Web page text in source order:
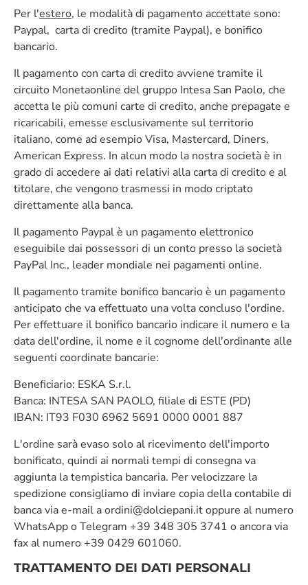
Per l'estero, le modalità di pagamento accettate sono:
Paypal, carta di credito (tramite Paypal), e bonifico
bancario.
Il pagamento con carta di credito avviene tramite il
circuito Monetaonline del gruppo Intesa San Paolo, che
accetta le più comuni carte di credito, anche prepagate e
ricaricabili, emesse esclusivamente sul territorio
italiano, come ad esempio Visa, Mastercard, Diners,
American Express. In alcun modo la nostra società è in
grado di accedere ai dati relativi alla carta di credito e al
titolare, che vengono trasmessi in modo criptato
direttamente alla banca.
Il pagamento Paypal è un pagamento elettronico
eseguibile dai possessori di un conto presso la società
PayPal Inc., leader mondiale nei pagamenti online.
Il pagamento tramite bonifico bancario è un pagamento
anticipato che va effettuato una volta concluso l'ordine.
Per effettuare il bonifico bancario indicare il numero e la
data dell'ordine, il nome e il cognome dell'ordinante alle
seguenti coordinate bancarie:
Beneficiario: ESKA S.r.l.
Banca: INTESA SAN PAOLO, filiale di ESTE (PD)
IBAN: IT93 F030 6962 5691 0000 0001 887
L'ordine sarà evaso solo al ricevimento dell'importo
bonificato, quindi ai normali tempi di consegna va
aggiunta la tempistica bancaria. Per velocizzare la
spedizione consigliamo di inviare copia della contabile di
banca via e-mail a ordini@dolciepani.it oppure al numero
WhatsApp o Telegram +39 348 305 3741 o ancora via
fax al numero +39 0429 601060.
TRATTAMENTO DEI DATI PERSONALI